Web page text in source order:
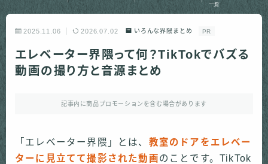
プライバシーポリシー
運営者情報
お問い合わせ
一覧
2025.11.06 2026.07.02 いろんな界隈まとめ PR
エレベーター界隈って何？TikTokでバズる
動画の撮り方と音源まとめ
記事内に商品プロモーションを含む場合があります
「エレベーター界隈」とは、 教室のドアをエレベー
ターに見立てて撮影された動画のことです。TikTok